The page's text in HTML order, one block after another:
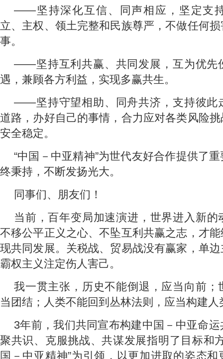
——坚持深化互信、同声相应，坚定支
立、主权、领土完整和民族尊严，不做任何
事。
——坚持互利共赢、共同发展，互为优先
遇，兼顾各方利益，实现多赢共生。
——坚持守望相助、同舟共济，支持彼此
道路，办好自己的事情，合力应对各类风险
安全稳定。
“中国－中亚精神”为世代友好合作提供了
终秉持，不断发扬光大。
同事们、朋友们！
当前，百年变局加速演进，世界进入新的
不移公平正义之心、不坠互利共赢之志，才
现共同发展。关税战、贸易战没有赢家，单
霸权主义注定伤人害己。
我一贯主张，历史不能倒退，应当向前；
当团结；人类不能回到丛林法则，应当构建
3年前，我们共同宣布构建中国－中亚命
聚共识、克服挑战、共谋发展指明了目标和
国－中亚精神”为引领，以更加进取的姿态